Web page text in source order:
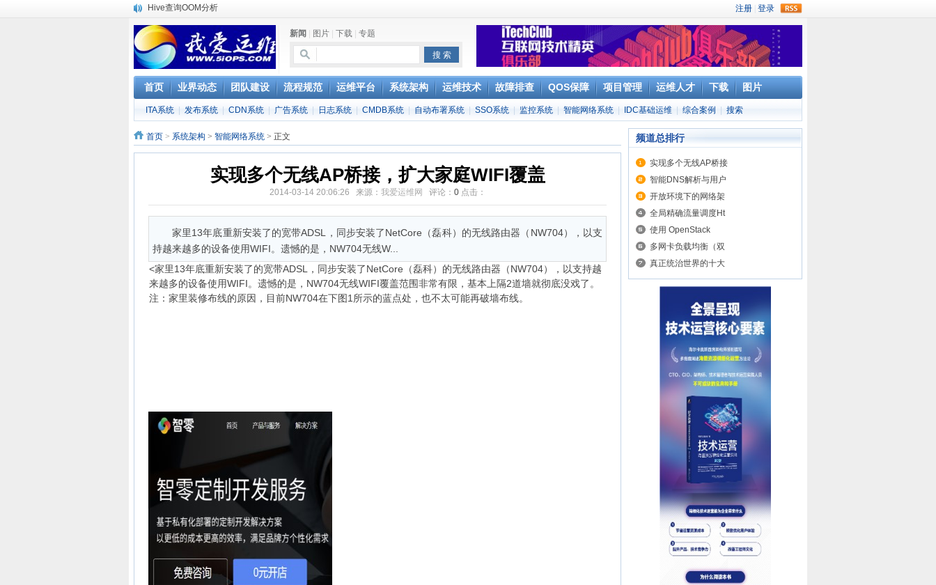
Hive查询OOM分析
浅解Facebook的服务器架构
一淘网后面的技术与架构
实现多个无线AP桥接，扩大家庭WIFI覆盖
Linux下系统或服务排障的最佳实践
云计算平台管理的三大利器Nagios、Ganglia和Splunk
服务器遭黑客入侵导致网络流量异常的排查分析
复杂网络架构导致的诡异网络问题排查分享
Percona Playback 0.3 development release
使用jmx client监控activemq
新闻 图片 下载 专题
首页 业界动态 团队建设 流程规范 运维平台 系统架构 运维技术 故障排查 QOS保障 项目管理 运维人才 下载 图片
ITA系统 发布系统 CDN系统 广告系统 日志系统 CMDB系统 自动布署系统 SSO系统 监控系统 智能网络系统 IDC基础运维 综合案例 搜索
首页 > 系统架构 > 智能网络系统 > 正文
实现多个无线AP桥接，扩大家庭WIFI覆盖
2014-03-14 20:06:26 来源： 我爱运维网 评论： 0点击：
家里13年底重新安装了的宽带ADSL，同步安装了NetCore（磊科）的无线路由器（NW704），以支
持越来越多的设备使用WIFI。遗憾的是，NW704无线W...
<家里13年底重新安装了的宽带ADSL，同步安装了NetCore（磊科）的无线路由器（NW704），以支持越
来越多的设备使用WIFI。遗憾的是，NW704无线WIFI覆盖范围非常有限，基本上隔2道墙就彻底没戏了。
注：家里装修布线的原因，目前NW704在下图1所示的蓝点处，也不太可能再破墙布线。
频道总排行
实现多个无线AP桥接
智能DNS解析与用户
开放环境下的网络架
全局精确流量调度Ht
使用 OpenStack
多网卡负载均衡（双
真正统治世界的十大